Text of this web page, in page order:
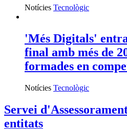
Notícies Tecnològic
'Més Digitals'
final amb més de
formades en
Notícies Tecnològic
Servei
entitats